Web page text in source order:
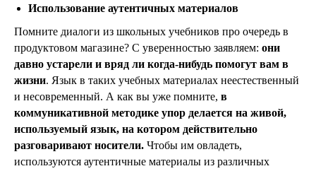
Использование аутентичных материалов
Помните диалоги из школьных учебников про очередь в
продуктовом магазине? С уверенностью заявляем: они
давно устарели и вряд ли когда-нибудь помогут вам в
жизни. Язык в таких учебных материалах неестественный
и несовременный. А как вы уже помните, в
коммуникативной методике упор делается на живой,
используемый язык, на котором действительно
разговаривают носители. Чтобы им овладеть,
используются аутентичные материалы из различных